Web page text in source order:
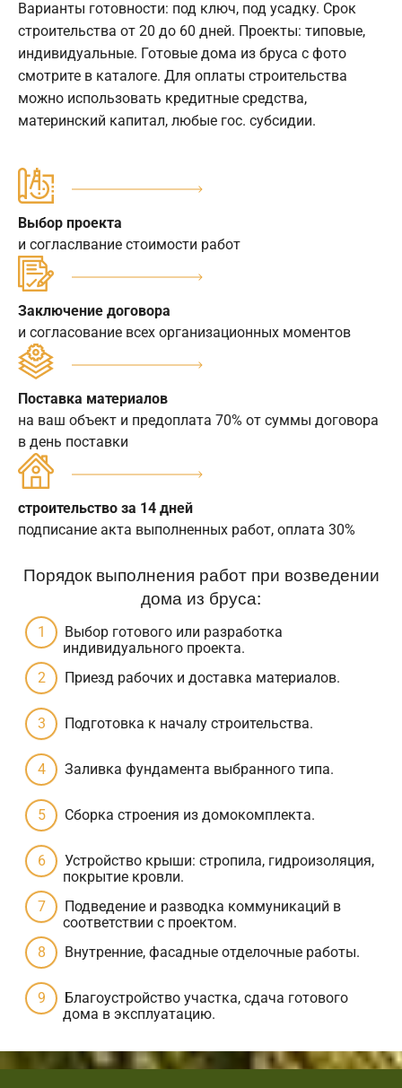
Варианты готовности: под ключ, под усадку. Срок
строительства от 20 до 60 дней. Проекты: типовые,
индивидуальные. Готовые дома из бруса с фото
смотрите в каталоге. Для оплаты строительства
можно использовать кредитные средства,
материнский капитал, любые гос. субсидии.
Выбор проекта
и согласлвание стоимости работ
Заключение договора
и согласование всех организационных моментов
Поставка материалов
на ваш объект и предоплата 70% от суммы договора
в день поставки
строительство за 14 дней
подписание акта выполненных работ, оплата 30%
Порядок выполнения работ при возведении
дома из бруса:
Выбор готового или разработка
индивидуального проекта.
Приезд рабочих и доставка материалов.
Подготовка к началу строительства.
Заливка фундамента выбранного типа.
Сборка строения из домокомплекта.
Устройство крыши: стропила, гидроизоляция,
покрытие кровли.
Подведение и разводка коммуникаций в
соответствии с проектом.
Внутренние, фасадные отделочные работы.
Благоустройство участка, сдача готового
дома в эксплуатацию.